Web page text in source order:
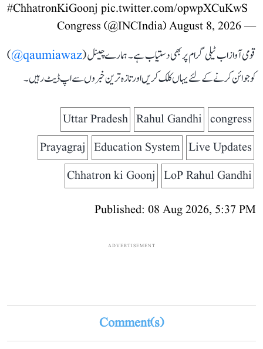
#ChhatronKiGoonj pic.twitter.com/opwpXCuKwS
— Congress (@INCIndia)
August 8, 2026
قومی آواز اب ٹیلی گرام پر بھی دستیاب ہے۔ ہمارے چینل (qaumiawaz@
)
کو جوائن کرنے کے لئے یہاں کلک کریں اور تازہ ترین خبروں سے اپ ڈیٹ رہیں۔
congress
Rahul Gandhi
Uttar Pradesh
Live Updates
Education System
Prayagraj
LoP Rahul Gandhi
Chhatron ki Goonj
Published: 08 Aug 2026, 5:37 PM
ADVERTISEMENT
Comment(s)